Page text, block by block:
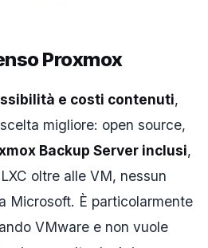
Proxmox
e costi contenuti,
migliore: open source,
Backup Server inclusi,
oltre alle VM, nessun
Microsoft. È particolarmente
VMware e non vuole